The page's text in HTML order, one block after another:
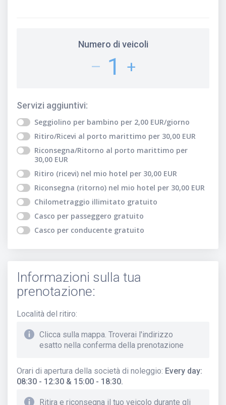
Numero di veicoli
– 1 +
Servizi aggiuntivi:
Seggiolino per bambino per 2,00 EUR/giorno
Ritiro/Ricevi al porto marittimo per 30,00 EUR
Riconsegna/Ritorno al porto marittimo per
30,00 EUR
Ritiro (ricevi) nel mio hotel per 30,00 EUR
Riconsegna (ritorno) nel mio hotel per 30,00 EUR
Chilometraggio illimitato gratuito
Casco per passeggero gratuito
Casco per conducente gratuito
Informazioni sulla tua
prenotazione:
Località del ritiro:
Clicca sulla mappa. Troverai l'indirizzo
esatto nella conferma della prenotazione
Orari di apertura della società di noleggio: Every day:
08:30 - 12:30 & 15:00 - 18:30.
Ritira e riconsegna il tuo veicolo durante gli